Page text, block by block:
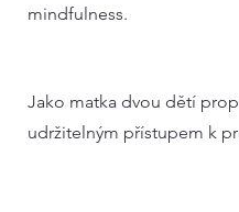
mindfulness.
Jako matka dvou dětí
udržitelným přístupem k